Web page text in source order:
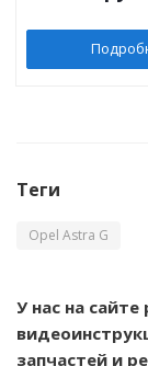
Теги
Opel Astra G
У нас на
запчастей и